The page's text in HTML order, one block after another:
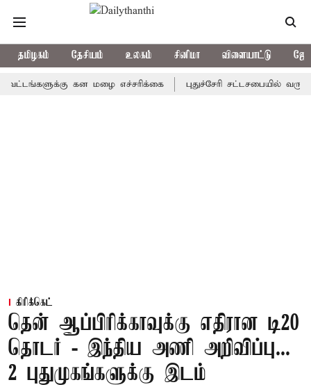
தமிழகம் தேசியம் உலகம் சினிமா விளையாட்டு
கன மழை எச்சரிக்கை புதுச்சேரி சட்டசபையில் வரும்
கிரிக்கெட்
தென் ஆப்பிரிக்காவுக்கு எதிரான டி20
தொடர் - இந்திய அணி அறிவிப்பு...
2 புதுமுகங்களுக்கு இடம்